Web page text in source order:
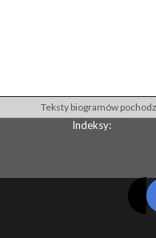
Teksty biogramów
Indeksy: